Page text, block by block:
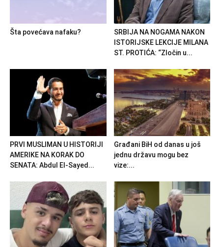
Šta povećava nafaku?
SRBIJA NA NOGAMA NAKON
ISTORIJSKE LEKCIJE MILANA
ST. PROTIĆA: “Zločin u...
PRVI MUSLIMAN U HISTORIJI
AMERIKE NA KORAK DO
SENATA: Abdul El-Sayed...
Građani BiH od danas u još
jednu državu mogu bez
vize:...